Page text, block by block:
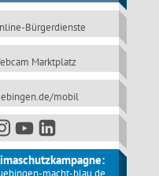
Bürgerdienste
Marktplatz
mobil
macht-blau.de